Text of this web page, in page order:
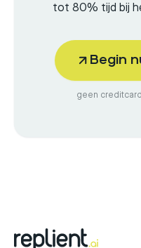
tot 80% tijd bij
Begin
geen